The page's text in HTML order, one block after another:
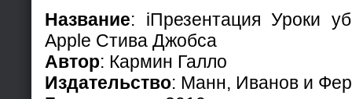
Название: iПрезентация Уроки
Apple Стива Джобса
Автор: Кармин Галло
Издательство: Манн, Иванов и